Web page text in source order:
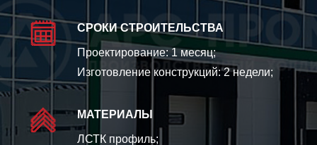
СРОКИ СТРОИТЕЛЬСТВА
Проектирование: 1 месяц;
Изготовление конструкций: 2 недели;
МАТЕРИАЛЫ
ЛСТК профиль;